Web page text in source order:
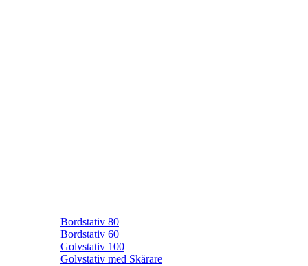
Bordstativ 80
Bordstativ 60
Golvstativ 100
Golvstativ med Skärare